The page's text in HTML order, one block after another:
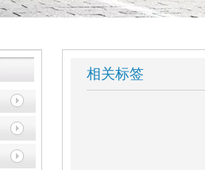
相关标签